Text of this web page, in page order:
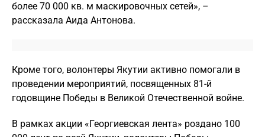
более 70 000 кв. м маскировочных сетей», –
рассказала Аида Антонова.
Кроме того, волонтеры Якутии активно помогали в
проведении мероприятий, посвященных 81-й
годовщине Победы в Великой Отечественной войне.
В рамках акции «Георгиевская лента» роздано 100